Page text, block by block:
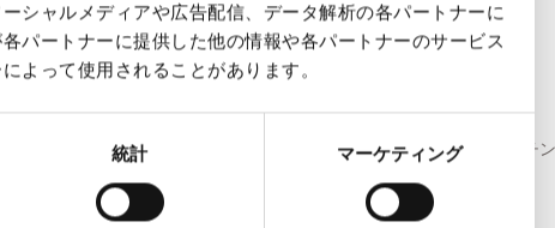
シャルメディアや広告配信、データ解析の各パートナーに
パートナーに提供した他の情報や各パートナーのサービス
よって使用されることがあります。
統計 マーケティング
本デバイスは Ezee Next ポッド専用 です。
内容物
ポッド2個入りパック × 1（ピンクレモネードフレーバー／ニコチ